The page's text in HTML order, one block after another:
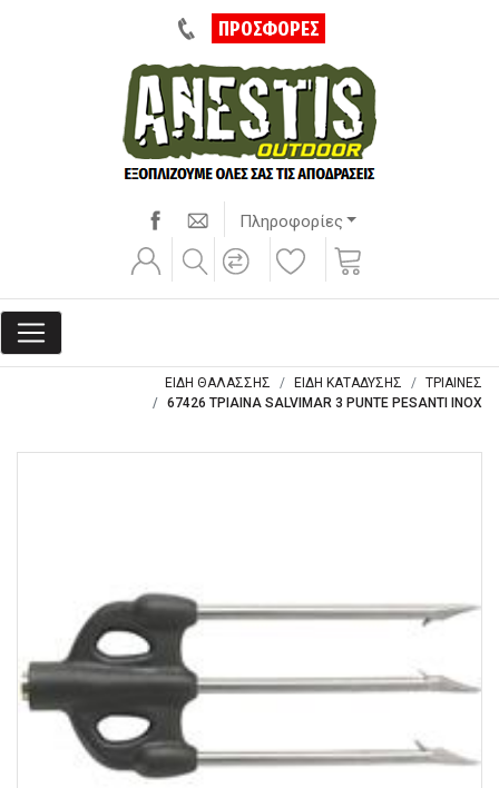
ΠΡΟΣΦΟΡΕΣ
Πληροφορίες
ΕΙΔΗ ΘΑΛΑΣΣΗΣ ΕΙΔΗ ΚΑΤΑΔΥΣΗΣ
ΤΡΙΑΙΝΕΣ
67426 ΤΡΙΑΙΝΑ SALVIMAR 3 PUNTE PESANTI INOX